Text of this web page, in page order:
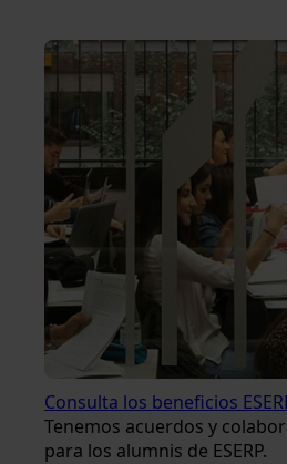
Consulta los beneficios
Tenemos acuerdos y
para los alumnis de ESERP.